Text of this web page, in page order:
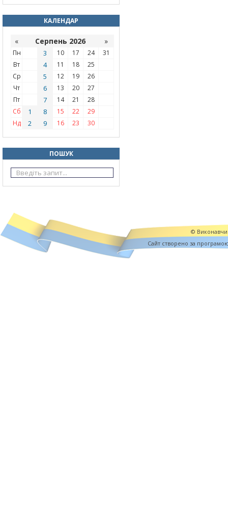
КАЛЕНДАР
« Серпень 2026 »
Пн 3 10 17 24
31
Вт
4 11 18
25
Ср
5 12 19
26
Чт
6 13 20
27
Пт
7 14 21
28
Сб
1 8 15 22
29
Нд
2 9 16 23 30
ПОШУК
©
Cайт створено за